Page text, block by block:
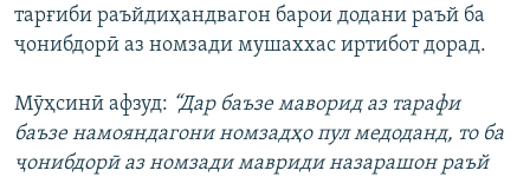
тарғиби раъйдиҳандвагон барои додани раъй ба
ҷонибдорӣ аз номзади мушаххас иртибот дорад.
Мӯҳсинӣ афзуд: “Дар баъзе маворид аз тарафи
баъзе намояндагони номзадҳо пул медоданд, то ба
ҷонибдорӣ аз номзади мавриди назарашон раъй